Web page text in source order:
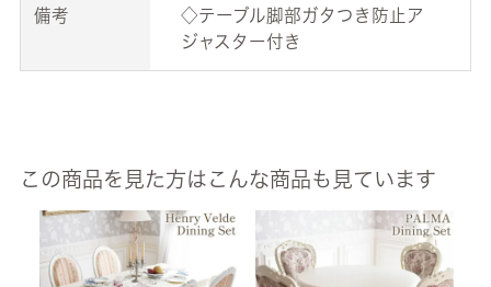
備考
◇テーブル脚部ガタつき防止ア
ジャスター付き
この商品を見た方はこんな商品も見ています